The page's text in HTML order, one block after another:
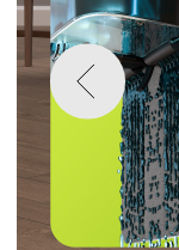
Заказать на WB